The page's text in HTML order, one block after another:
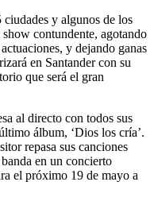
y algunos de los
contundente, agotando
y dejando ganas
en Santander con su
que será el gran
al directo con todos sus
álbum, ‘Dios los cría’.
repasa sus canciones
en un concierto
el próximo 19 de mayo a